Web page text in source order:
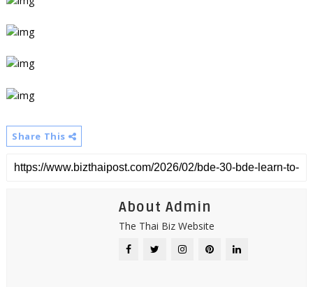
Share This
About Admin
The Thai Biz Website